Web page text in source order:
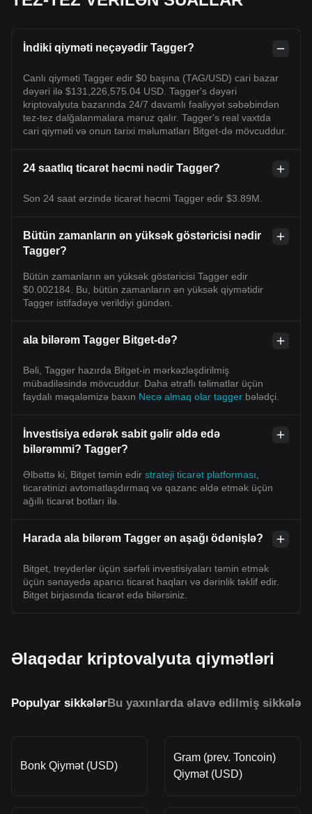
İndiki qiyməti neçəyədir Tagger?
Canlı qiyməti Tagger edir $0 başına (TAG/USD) cari bazar
dəyəri ilə $131,226,575.04 USD. Tagger's dəyəri
kriptovalyuta bazarında 24/7 davamlı fəaliyyət səbəbindən
tez-tez dalğalanmalara məruz qalır. Tagger's real vaxtda
cari qiyməti və onun tarixi məlumatları Bitget-də mövcuddur.
24 saatlıq ticarət həcmi nədir Tagger?
Son 24 saat ərzində ticarət həcmi Tagger edir $3.89M.
Bütün zamanların ən yüksək göstəricisi nədir
Tagger?
Bütün zamanların ən yüksək göstəricisi Tagger edir
$0.002184. Bu, bütün zamanların ən yüksək qiymətidir
Tagger istifadəyə verildiyi gündən.
ala bilərəm Tagger Bitget-də?
Bəli, Tagger hazırda Bitget-in mərkəzləşdirilmiş
mübadiləsində mövcuddur. Daha ətraflı təlimatlar üçün
faydalı məqaləmizə baxın Necə almaq olar tagger bələdçi.
İnvestisiya edərək sabit gəlir əldə edə
bilərəmmi? Tagger?
Əlbəttə ki, Bitget təmin edir strateji ticarət platforması
ticarətinizi avtomatlaşdırmaq və qazanc əldə etmək üçün
ağıllı ticarət botları ilə.
Harada ala bilərəm Tagger ən aşağı ödənişlə?
Bitget, treyderlər üçün sərfəli investisiyaları təmin etmək
üçün sənayedə aparıcı ticarət haqları və dərinlik təklif edir.
Bitget birjasında ticarət edə bilərsiniz.
Əlaqədar kriptovalyuta qiymətləri
Populyar sikkələrBu yaxınlarda əlavə edilmiş sikkələr
Bonk Qiymət (USD)
Gram (prev. Toncoin)
Qiymət (USD)